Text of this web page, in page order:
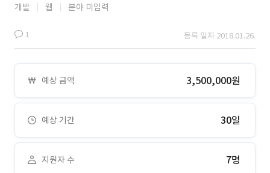
개발 웹 분야 미입력
1 등록 일자 2018.01.26.
예상 금액 3,500,000원
예상 기간 30일
지원자 수 7명